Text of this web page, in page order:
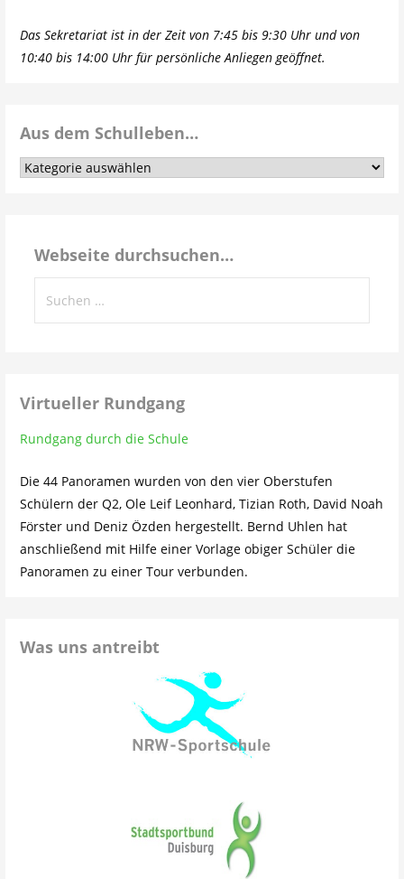
Das Sekretariat ist in der Zeit von 7:45 bis 9:30 Uhr und von
10:40 bis 14:00 Uhr für persönliche Anliegen geöffnet.
Aus dem Schulleben…
Aus
Webseite durchsuchen…
nach:
Virtueller Rundgang
Rundgang durch die Schule
Die 44 Panoramen wurden von den vier Oberstufen
Schülern der Q2, Ole Leif Leonhard, Tizian Roth, David Noah
Förster und Deniz Özden hergestellt. Bernd Uhlen hat
anschließend mit Hilfe einer Vorlage obiger Schüler die
Panoramen zu einer Tour verbunden.
Was uns antreibt